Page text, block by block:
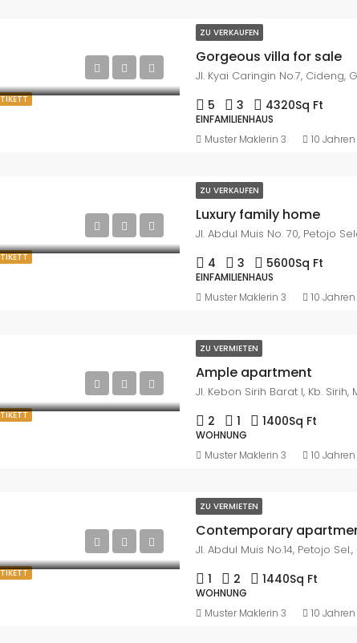
ZU VERKAUFEN
Gorgeous villa for sale
5 3 4320Sq Ft
EINFAMILIENHAUS
Muster Maklerin 3 10
ZU VERKAUFEN
Luxury family home
4 3 5600Sq Ft
EINFAMILIENHAUS
Muster Maklerin 3 10
ZU VERMIETEN
Ample apartment
2 1 1400Sq Ft
WOHNUNG
Muster Maklerin 3 10
ZU VERMIETEN
Contemporary
1 2 1440Sq Ft
WOHNUNG
Muster Maklerin 3 10